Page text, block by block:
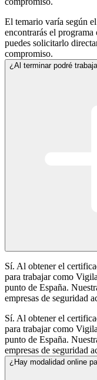
El temario varía según
encontrarás el
puedes solicitarlo
compromiso.
¿Al terminar podré
Sí. Al obtener el
para trabajar como
punto de España.
empresas de seguridad
Sí. Al obtener el
para trabajar como
punto de España.
empresas de seguridad
¿Hay modalidad online